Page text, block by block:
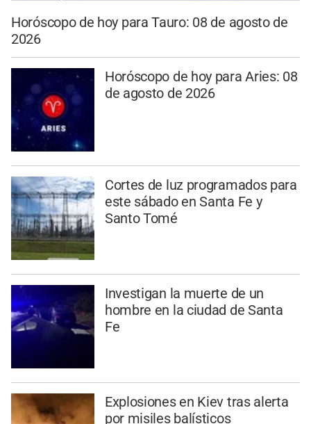
Horóscopo de hoy para Tauro: 08 de agosto de
2026
Horóscopo de hoy para Aries: 08
de agosto de 2026
Cortes de luz programados para
este sábado en Santa Fe y
Santo Tomé
Investigan la muerte de un
hombre en la ciudad de Santa
Fe
Explosiones en Kiev tras alerta
por misiles balísticos